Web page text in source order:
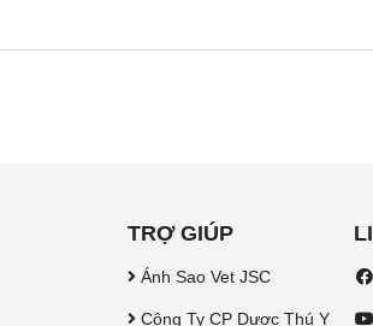
TRỢ GIÚP
Ánh Sao Vet JSC
Công Ty CP Dược Thú Y